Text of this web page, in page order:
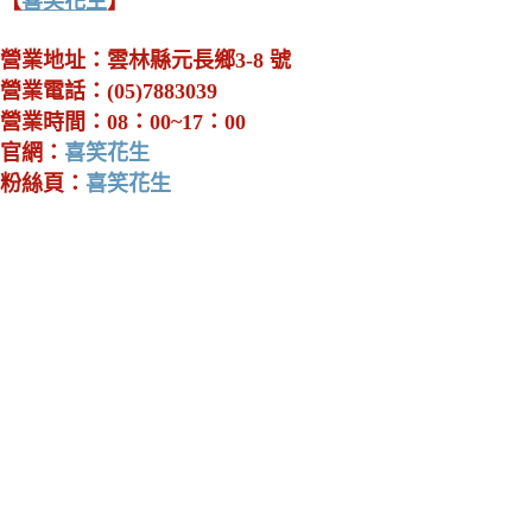
營業地址：雲林縣元長鄉3-8 號
營業電話：(05)7883039
營業時間：08：00~17：00
官網： 喜笑花生
粉絲頁： 喜笑花生